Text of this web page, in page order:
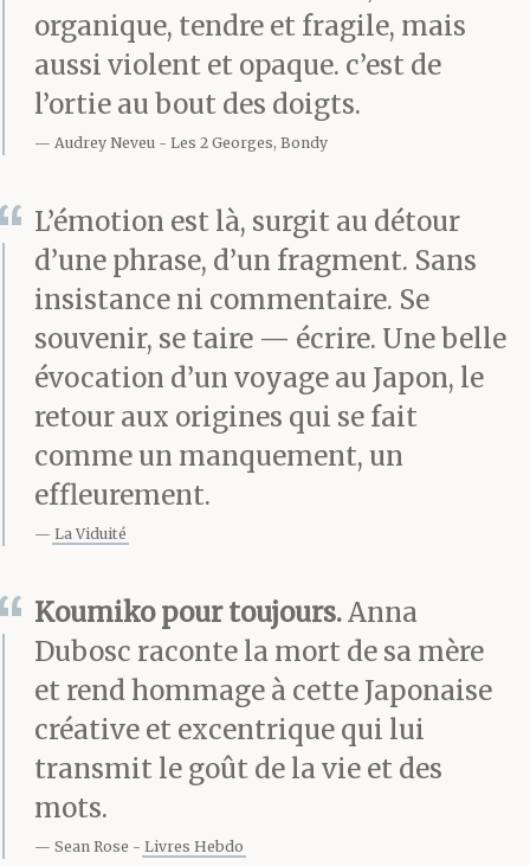
d’une voix éteinte,
comme d’un truc qui
fait chier et qui lui avait
fait perdre six mois de
sa vie. Il était cimenté,
voilà. Maintenant, je
comprends. Je n’ai pas
accès à ma douleur. Je
peux en parler, je sais
qu’elle existe et qu’il n’y
a même plus qu’elle,
mais je ne la ressens
pas. Je suis bloquée sur
les funérailles, coincée,
en boucle. C’est le vide
au-delà.
organique, tendre et fragile, mais
aussi violent et opaque. c’est de
l’ortie au bout des doigts.
Audrey Neveu Les 2 Georges, Bondy
L’émotion est là, surgit au détour
d’une phrase, d’un fragment. Sans
insistance ni commentaire. Se
souvenir, se taire — écrire. Une belle
évocation d’un voyage au Japon, le
retour aux origines qui se fait
comme un manquement, un
effleurement.
La Viduité
Koumiko pour toujours.Anna
Dubosc raconte la mort de sa mère
et rend hommage à cette Japonaise
créative et excentrique qui lui
transmit le goût de la vie et des
mots.
Sean Rose Livres Hebdo